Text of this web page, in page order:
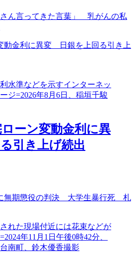
さん言ってきた言葉」 乳がんの私
動金利に異変 日銀を上回る引き上
ーン変動金利に異
引き上げ続出
無期懲役の判決 大学生暴行死 札